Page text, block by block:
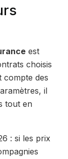
est
choisis
compte des
il
tout en
: si les prix